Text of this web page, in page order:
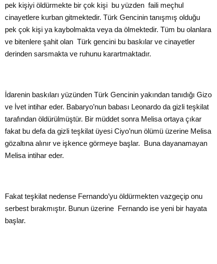
pek kişiyi öldürmekte bir çok kişi bu yüzden faili meçhul
cinayetlere kurban gitmektedir. Türk Gencinin tanışmış olduğu
pek çok kişi ya kaybolmakta veya da ölmektedir. Tüm bu olanlara
ve bitenlere şahit olan Türk gencini bu baskılar ve cinayetler
derinden sarsmakta ve ruhunu karartmaktadır.
İdarenin baskıları yüzünden Türk Gencinin yakından tanıdığı Gizo
ve İvet intihar eder. Babaryo’nun babası Leonardo da gizli teşkilat
tarafından öldürülmüştür. Bir müddet sonra Melisa ortaya çıkar
fakat bu defa da gizli teşkilat üyesi Ciyo’nun ölümü üzerine Melisa
gözaltına alınır ve işkence görmeye başlar. Buna dayanamayan
Melisa intihar eder.
Fakat teşkilat nedense Fernando’yu öldürmekten vazgeçip onu
serbest bırakmıştır. Bunun üzerine Fernando ise yeni bir hayata
başlar.